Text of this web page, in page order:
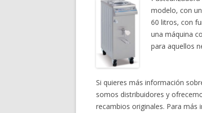
modelo, con
60 litros, con
una máquina
para aquellos
Si quieres más información
somos distribuidores y
recambios originales. Para